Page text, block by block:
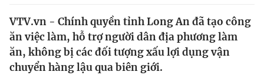
Y tế
Thế giới
Giáo dục
VTV.vn - Chính quyền tỉnh Long An đã tạo công
ăn việc làm, hỗ trợ người dân địa phương làm
ăn, không bị các đối tượng xấu lợi dụng vận
chuyển hàng lậu qua biên giới.